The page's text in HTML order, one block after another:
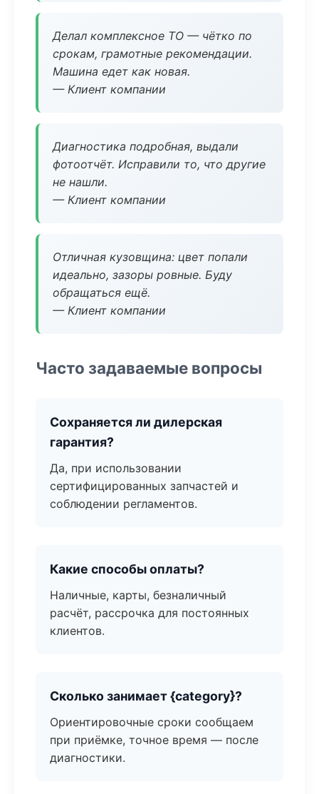
Делал комплексное ТО — чётко по
срокам, грамотные рекомендации.
Машина едет как новая.
— Клиент компании
Диагностика подробная, выдали
фотоотчёт. Исправили то, что другие
не нашли.
— Клиент компании
Отличная кузовщина: цвет попали
идеально, зазоры ровные. Буду
обращаться ещё.
— Клиент компании
Часто задаваемые вопросы
Сохраняется ли дилерская
гарантия?
Да, при использовании
сертифицированных запчастей и
соблюдении регламентов.
Какие способы оплаты?
Наличные, карты, безналичный
расчёт, рассрочка для постоянных
клиентов.
Сколько занимает {category}?
Ориентировочные сроки сообщаем
при приёмке, точное время — после
диагностики.